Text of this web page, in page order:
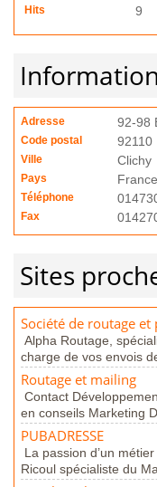
Hits 9
Adresse 92-98
Code postal 92110
Ville Clichy
Pays France
Téléphone
Fax
Sites
Société de routage
Alpha Routage,
charge de vos envois
Routage et mailing
Contact
en conseils Marketing
PUBADRESSE
La passion d’un
Ricoul spécialiste du